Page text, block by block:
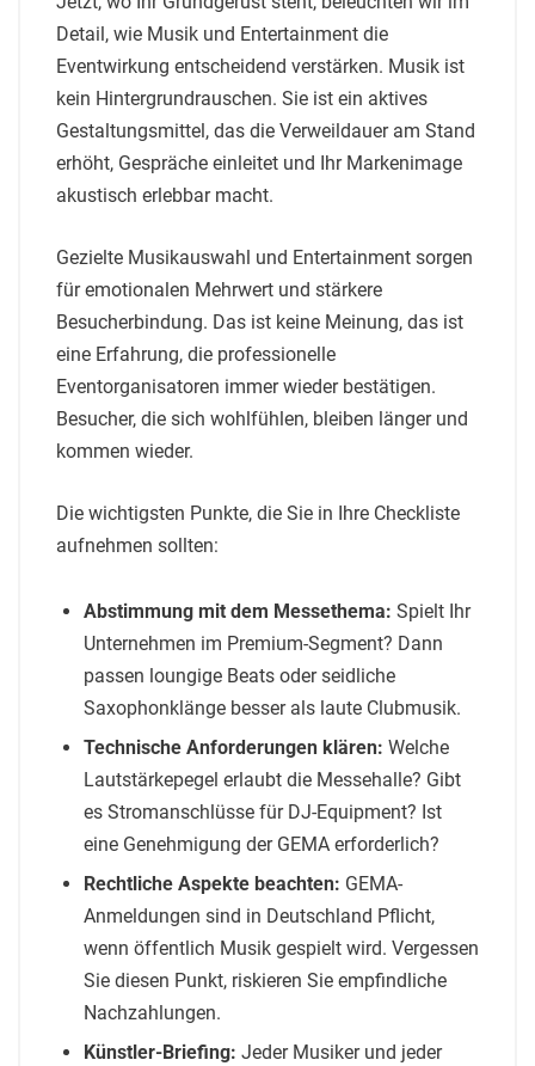
Detail, wie Musik und Entertainment die
Eventwirkung entscheidend verstärken. Musik ist
kein Hintergrundrauschen. Sie ist ein aktives
Gestaltungsmittel, das die Verweildauer am Stand
erhöht, Gespräche einleitet und Ihr Markenimage
akustisch erlebbar macht.
Gezielte Musikauswahl und Entertainment sorgen
für emotionalen Mehrwert und stärkere
Besucherbindung. Das ist keine Meinung, das ist
eine Erfahrung, die professionelle
Eventorganisatoren immer wieder bestätigen.
Besucher, die sich wohlfühlen, bleiben länger und
kommen wieder.
Die wichtigsten Punkte, die Sie in Ihre Checkliste
aufnehmen sollten:
Abstimmung mit dem Messethema: Spielt Ihr
Unternehmen im Premium-Segment? Dann
passen loungige Beats oder seidliche
Saxophonklänge besser als laute Clubmusik.
Technische Anforderungen klären: Welche
Lautstärkepegel erlaubt die Messehalle? Gibt
es Stromanschlüsse für DJ-Equipment? Ist
eine Genehmigung der GEMA erforderlich?
Rechtliche Aspekte beachten: GEMA-
Anmeldungen sind in Deutschland Pflicht,
wenn öffentlich Musik gespielt wird. Vergessen
Sie diesen Punkt, riskieren Sie empfindliche
Nachzahlungen.
Künstler-Briefing: Jeder Musiker und jeder